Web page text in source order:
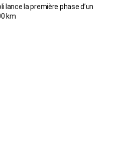
lance la première phase d’un
km